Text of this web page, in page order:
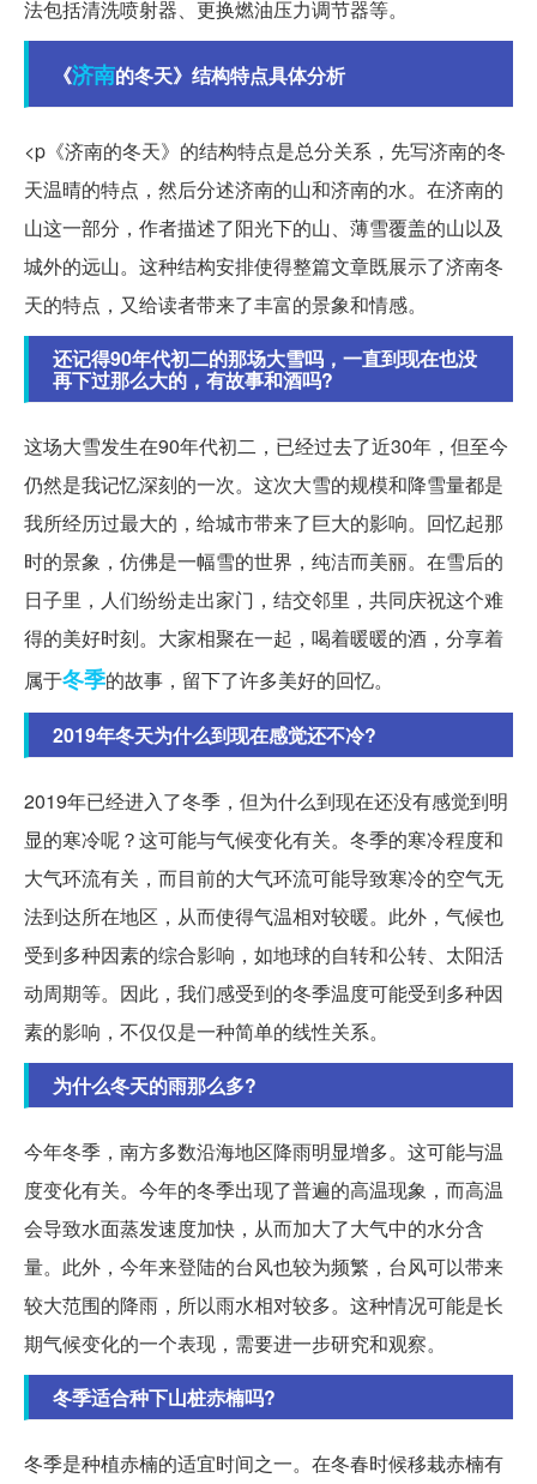
法包括清洗喷射器、更换燃油压力调节器等。
《济南的冬天》结构特点具体分析
<p《济南的冬天》的结构特点是总分关系，先写济南的冬
天温晴的特点，然后分述济南的山和济南的水。在济南的
山这一部分，作者描述了阳光下的山、薄雪覆盖的山以及
城外的远山。这种结构安排使得整篇文章既展示了济南冬
天的特点，又给读者带来了丰富的景象和情感。
还记得90年代初二的那场大雪吗，一直到现在也没
再下过那么大的，有故事和酒吗?
这场大雪发生在90年代初二，已经过去了近30年，但至今
仍然是我记忆深刻的一次。这次大雪的规模和降雪量都是
我所经历过最大的，给城市带来了巨大的影响。回忆起那
时的景象，仿佛是一幅雪的世界，纯洁而美丽。在雪后的
日子里，人们纷纷走出家门，结交邻里，共同庆祝这个难
得的美好时刻。大家相聚在一起，喝着暖暖的酒，分享着
属于冬季的故事，留下了许多美好的回忆。
2019年冬天为什么到现在感觉还不冷?
2019年已经进入了冬季，但为什么到现在还没有感觉到明
显的寒冷呢？这可能与气候变化有关。冬季的寒冷程度和
大气环流有关，而目前的大气环流可能导致寒冷的空气无
法到达所在地区，从而使得气温相对较暖。此外，气候也
受到多种因素的综合影响，如地球的自转和公转、太阳活
动周期等。因此，我们感受到的冬季温度可能受到多种因
素的影响，不仅仅是一种简单的线性关系。
为什么冬天的雨那么多?
今年冬季，南方多数沿海地区降雨明显增多。这可能与温
度变化有关。今年的冬季出现了普遍的高温现象，而高温
会导致水面蒸发速度加快，从而加大了大气中的水分含
量。此外，今年来登陆的台风也较为频繁，台风可以带来
较大范围的降雨，所以雨水相对较多。这种情况可能是长
期气候变化的一个表现，需要进一步研究和观察。
冬季适合种下山桩赤楠吗?
冬季是种植赤楠的适宜时间之一。在冬春时候移栽赤楠有